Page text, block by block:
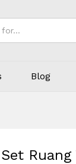
Blog
Set